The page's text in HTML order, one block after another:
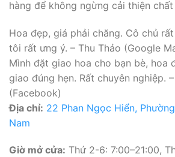
hàng để không ngừng cải thiện
Hoa đẹp, giá phải chăng. Cô chủ
tôi rất ưng ý. – Thu Thảo (Google
Mình đặt giao hoa cho bạn bè, hoa
giao đúng hẹn. Rất chuyên nghiệp.
(Facebook)
Địa chỉ: 22 Phan Ngọc Hiển,
Nam
Giờ mở cửa: Thứ 2-6: 7:00–21:00,